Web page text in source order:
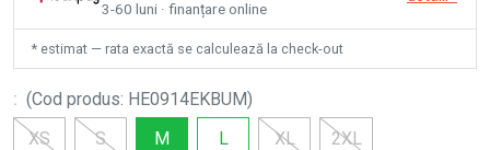
3-60 luni · finanțare online
* estimat — rata exactă se calculează la check-out
: (Cod produs: HE0914EKBUM)
XS
S M L XL 2XL